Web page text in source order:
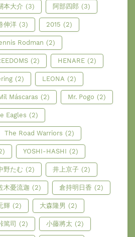
本大介 (3) 阿部四郎 (3)
伸洋 (3) 2015 (2)
Rodman (2)
(2) HENARE (2)
(2) LEONA (2)
Máscaras (2) Mr. Pogo (2)
Eagles (2)
The Road Warriors (2)
YOSHI-HASHI (2)
野たむ (2) 井上京子 (2)
木憂流迦 (2) 倉持明日香 (2)
輝 (2) 大森隆男 (2)
篤司 (2) 小藤將太 (2)